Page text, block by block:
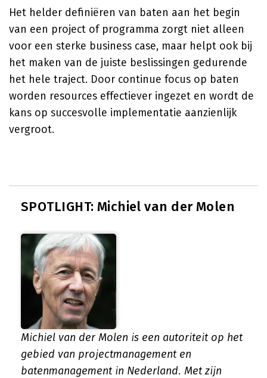
Het helder definiëren van baten aan het begin
van een project of programma zorgt niet alleen
voor een sterke business case, maar helpt ook bij
het maken van de juiste beslissingen gedurende
het hele traject. Door continue focus op baten
worden resources effectiever ingezet en wordt de
kans op succesvolle implementatie aanzienlijk
vergroot.
SPOTLIGHT: Michiel van der Molen
Michiel van der Molen is een autoriteit op het
gebied van projectmanagement en
batenmanagement in Nederland. Met zijn